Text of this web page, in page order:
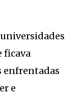
ficava
enfrentadas
e